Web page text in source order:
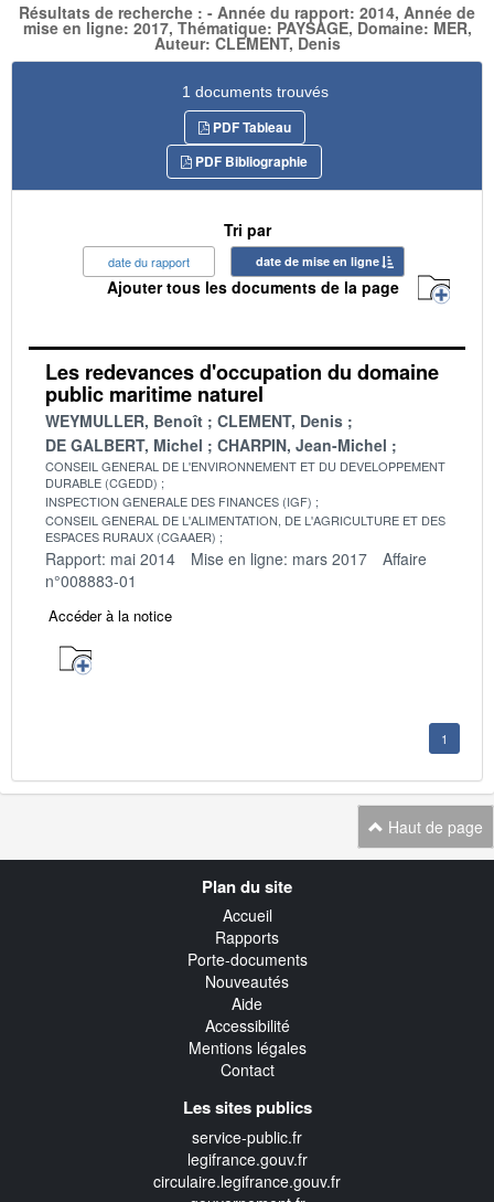
Résultats de recherche : - Année du rapport: 2014, Année de
mise en ligne: 2017, Thématique: PAYSAGE, Domaine: MER,
Auteur: CLEMENT, Denis
1 documents trouvés
PDF Tableau
PDF Bibliographie
Tri par
date du rapport date de mise en ligne
Ajouter tous les documents de la page
Les redevances d'occupation du domaine
public maritime naturel
WEYMULLER, Benoît
CLEMENT, Denis
DE GALBERT, Michel
CHARPIN, Jean-Michel
CONSEIL GENERAL DE L'ENVIRONNEMENT ET DU DEVELOPPEMENT
DURABLE (CGEDD)
INSPECTION GENERALE DES FINANCES (IGF)
CONSEIL GENERAL DE L'ALIMENTATION, DE L'AGRICULTURE ET DES
ESPACES RURAUX (CGAAER)
Rapport: mai 2014 Mise en ligne: mars 2017
Affaire
n°008883-01
Accéder à la notice
1
Haut de page
Plan du site
Accueil
Rapports
Porte-documents
Nouveautés
Aide
Accessibilité
Mentions légales
Contact
Les sites publics
service-public.fr
legifrance.gouv.fr
circulaire.legifrance.gouv.fr